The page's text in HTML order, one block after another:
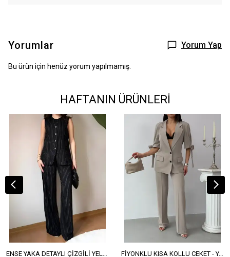
Yorumlar Yorum Yap
Bu ürün için henüz yorum yapılmamış.
HAFTANIN ÜRÜNLERİ
ENSE YAKA DETAYLI ÇİZGİLİ YELEK - YÜKSEK BEL DETAYLI ÇİZGİLİ PANTOLON FİYONKLU KISA KOLLU CEKET - YÜKSEK BEL SALAŞ PANTOLON